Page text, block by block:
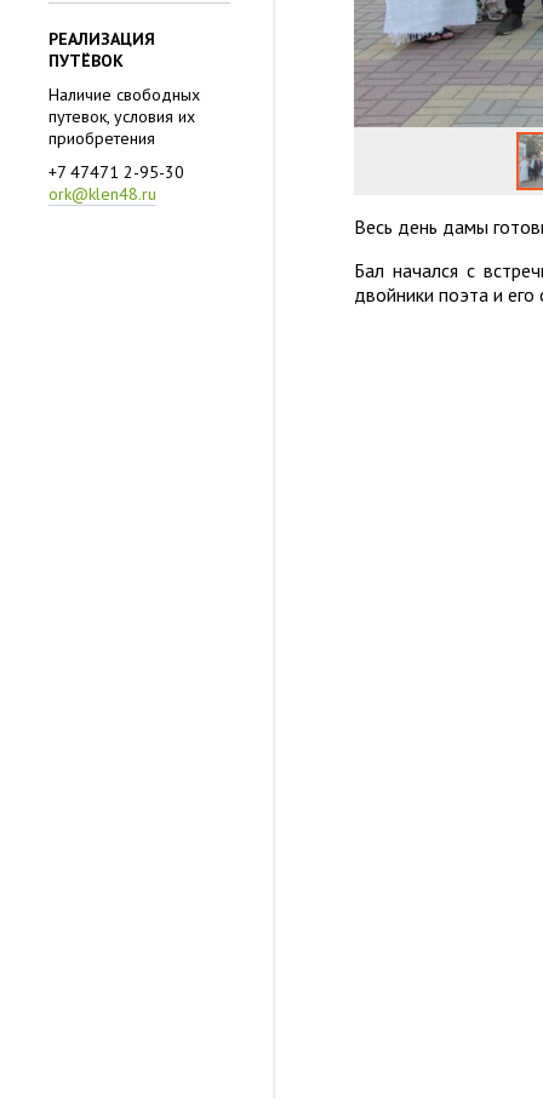
РЕАЛИЗАЦИЯ
ПУТЁВОК
Наличие свободных
путевок, условия их
приобретения
+7 47471 2-95-30
ork@klen48.ru
Весь день дамы
Бал начался с
двойники поэта и